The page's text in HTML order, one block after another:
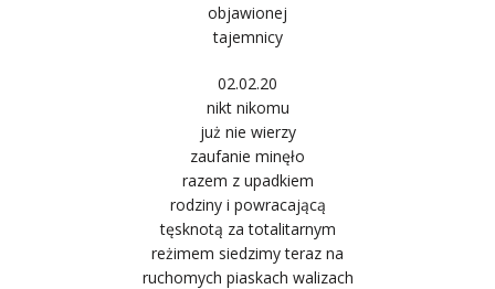
objawionej
tajemnicy
02.02.20
nikt nikomu
już nie wierzy
zaufanie minęło
razem z upadkiem
rodziny i powracającą
tęsknotą za totalitarnym
reżimem siedzimy teraz na
ruchomych piaskach walizach